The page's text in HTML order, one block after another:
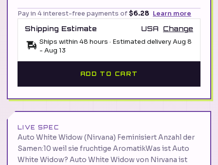
Pay in 4 interest-free payments of$6.28 Learn more
Shipping Estimate
USA
Change
Ships within 48 hours · Estimated deliveryAug 8
- Aug 13
ADD TO CART
LIVE SPEC
Auto White Widow (Nirvana) Feminisiert Anzahl der
Samen:10 weil sie fruchtige AromatikWas ist Auto
White Widow? Auto White Widow von Nirvana ist